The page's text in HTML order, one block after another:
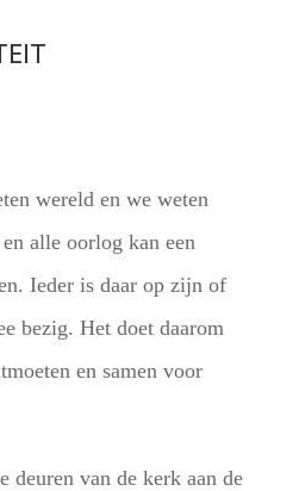
wereld en we weten
alle oorlog kan een
Ieder is daar op zijn of
bezig. Het doet daarom
en samen voor
deuren van de kerk aan de